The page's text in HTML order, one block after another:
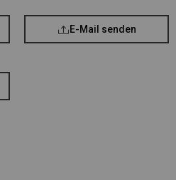
E-Mail senden